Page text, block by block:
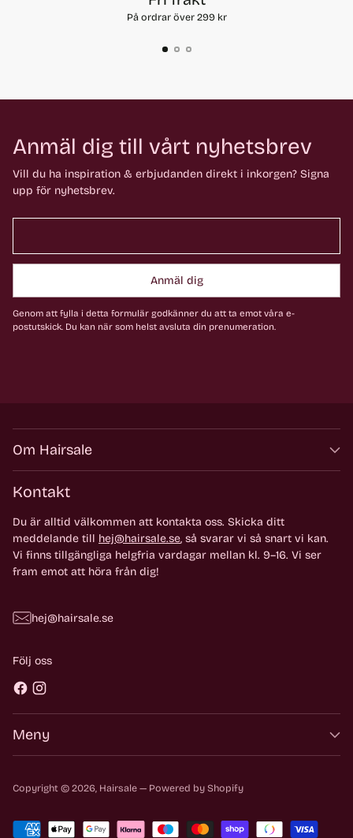
På ordrar över 299 kr
Anmäl dig till vårt nyhetsbrev
Vill du ha inspiration & erbjudanden direkt i inkorgen? Signa
upp för nyhetsbrev.
Anmäl dig
Genom att fylla i detta formulär godkänner du att ta emot våra e-
postutskick. Du kan när som helst avsluta din prenumeration.
Om Hairsale
Kontakt
Du är alltid välkommen att kontakta oss. Skicka ditt
meddelande till hej@hairsale.se, så svarar vi så snart vi kan.
Vi finns tillgängliga helgfria vardagar mellan kl. 9–16. Vi ser
fram emot att höra från dig!
hej@hairsale.se
Följ oss
Meny
Copyright © 2026, Hairsale — Powered by Shopify